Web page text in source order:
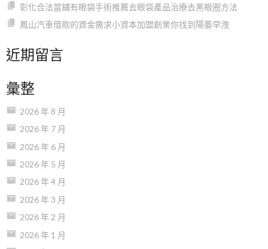
彰化合法當鋪有眼袋手術推薦去眼袋產品治療去黑眼圈方法
鳳山汽車借款的資金需求小資本加盟創業你找到陽萎早洩
近期留言
彙整
2026 年 8 月
2026 年 7 月
2026 年 6 月
2026 年 5 月
2026 年 4 月
2026 年 3 月
2026 年 2 月
2026 年 1 月